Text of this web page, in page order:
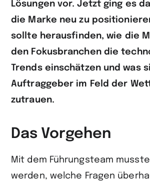
Lösungen vor. Jetzt ging es
die Marke neu zu
sollte herausfinden, wie die
den Fokusbranchen die
Trends einschätzen und was
Auftraggeber im Feld der
zutrauen.
Das Vorgehen
Mit dem Führungsteam
werden, welche Fragen